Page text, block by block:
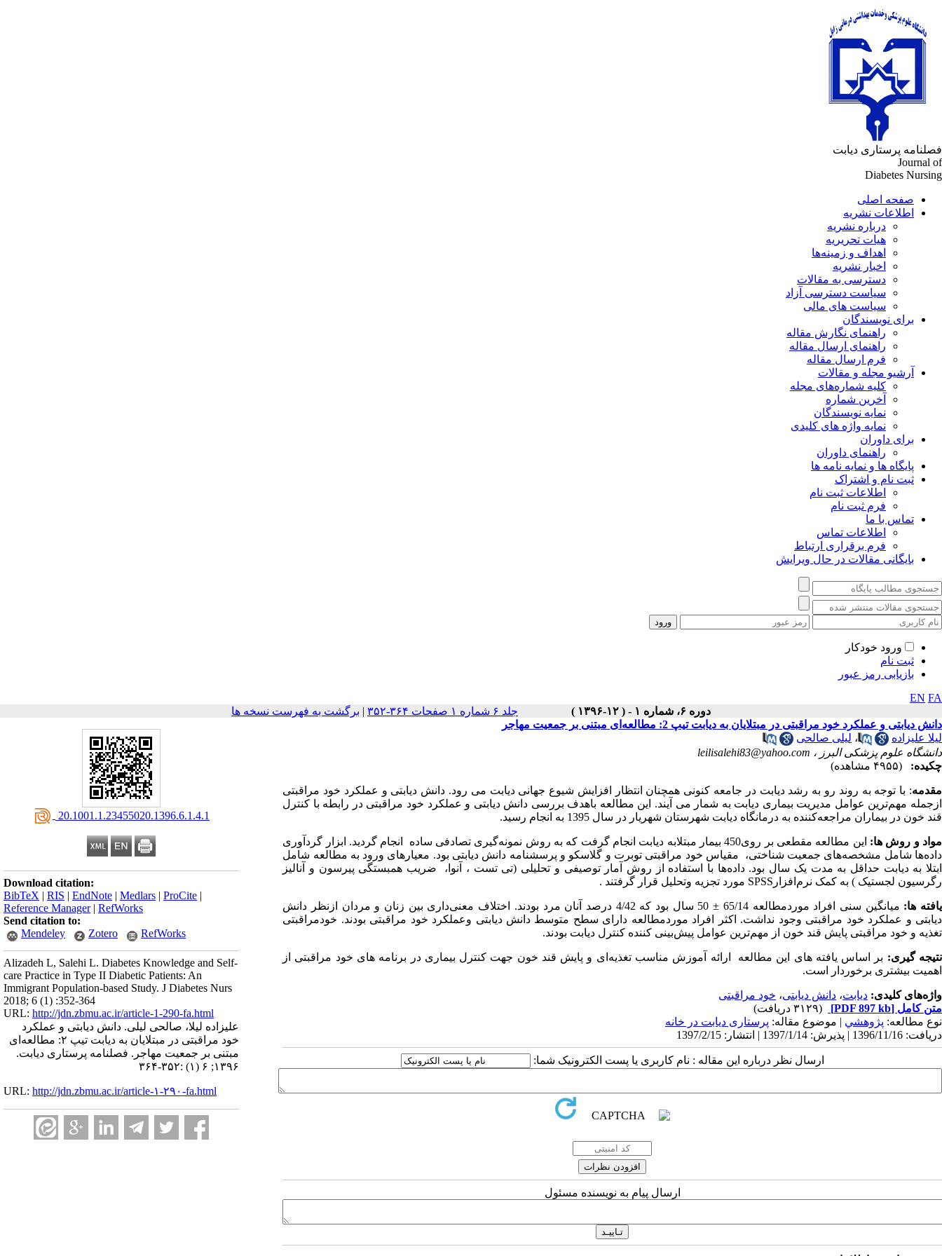
فصلنامه پرستاری دیابت
Journal of
Diabetes Nursing
صفحه اصلی
اطلاعات نشریه
درباره نشریه
هیات تحریریه
اهداف و زمینه‌ها
اخبار نشریه
دسترسی به مقالات
سیاست دسترسی آزاد
سیاست های مالی
برای نویسندگان
راهنمای نگارش مقاله
راهنمای ارسال مقاله
فرم ارسال مقاله
آرشیو مجله و مقالات
کلیه شماره‌های مجله
آخرین شماره
نمایه نویسندگان
نمایه واژه های کلیدی
برای داوران
راهنمای داوران
پایگاه ها و نمایه نامه ها
ثبت نام و اشتراک
اطلاعات ثبت نام
فرم ثبت نام
تماس با ما
اطلاعات تماس
فرم برقراری ارتباط
بایگانی مقالات در حال ویرایش
ورود خودکار
ثبت نام
بازیابی رمز عبور
EN FA
دوره ۶، شماره ۱ - ( ۱۲-۱۳۹۶ )
جلد ۶ شماره ۱ صفحات ۳۶۴-۳۵۲ | برگشت به فهرست نسخه ها
‎ 20.1001.1.23455020.1396.6.1.4.1
Download citation:
BibTeX | RIS | EndNote | Medlars | ProCite |
Reference Manager| RefWorks
Send citation to:
Mendeley
Zotero RefWorks
Alizadeh L, Salehi L. Diabetes Knowledge and Self-
care Practice in Type II Diabetic Patients: An
Immigrant Population-based Study. J Diabetes Nurs
2018; 6 (1) :352-364
URL: http://jdn.zbmu.ac.ir/article-1-290-fa.html
علیزاده لیلا، صالحی لیلی. دانش دیابتی و عملکرد
خود مراقبتی در مبتلایان به دیابت تیپ ۲: مطالعه‌ای
مبتنی بر جمعیت مهاجر. فصلنامه پرستاری دیابت.
۱۳۹۶; ۶ (۱) :۳۵۲-۳۶۴
URL: http://jdn.zbmu.ac.ir/article-۱-۲۹۰-fa.html
دانش دیابتی و عملکرد خود مراقبتی در مبتلایان به دیابت تیپ 2: مطالعه‌ای مبتنی بر جمعیت مهاجر
لیلا علیزاده
، لیلی صالحی
دانشگاه علوم پزشکی البرز ، leilisalehi83@yahoo.com
چکیده:
(۴۹۵۵ مشاهده)
مقدمه: با توجه به روند رو به رشد دیابت در جامعه کنونی همچنان انتظار افزایش شیوع جهانی دیابت می رود. دانش دیابتی و عملکرد خود مراقبتی
ازجمله مهم‌ترین عوامل مدیریت بیماری دیابت به شمار می آیند. این مطالعه باهدف بررسی دانش دیابتی و عملکرد خود مراقبتی در رابطه با کنترل
قند خون در بیماران مراجعه‌کننده به درمانگاه دیابت شهرستان شهریار در سال 1395 به انجام رسید.
مواد و روش ها:
این مطالعه مقطعی بر روی450 بیمار مبتلابه دیابت انجام گرفت که به روش نمونه‌گیری تصادفی ساده انجام گردید. ابزار گردآوری
داده‌ها شامل مشخصه‌های جمعیت شناختی، مقیاس خود مراقبتی توبرت و گلاسکو و پرسشنامه دانش دیابتی بود. معیارهای ورود به مطالعه شامل
ابتلا به دیابت حداقل به مدت یک سال بود. داده‌ها با استفاده از روش آمار توصیفی و تحلیلی (تی تست ، آنوا، ضریب همبستگی پیرسون و آنالیز
رگرسیون لجستیک ) به کمک نرم‌افزار SPSS مورد تجزیه ‌وتحلیل قرار گرفتند .
یافته ها:
میانگین سنی افراد موردمطالعه 65/14 ± 50 سال بود که 4/42 درصد آنان مرد بودند. اختلاف معنی‌داری بین زنان و مردان ازنظر دانش
دیابتی و عملکرد خود مراقبتی وجود نداشت. اکثر افراد موردمطالعه دارای سطح متوسط دانش دیابتی وعملکرد خود مراقبتی بودند. خودمراقبتی
تغذیه و خود مراقبتی پایش قند خون از مهم‌ترین عوامل پیش‌بینی کننده کنترل دیابت بودند.
نتیجه گیری: بر اساس یافته های این مطالعه ارائه آموزش مناسب تغذیه‌ای و پایش قند خون جهت کنترل بیماری در برنامه های خود مراقبتی از
اهمیت بیشتری برخوردار است.
واژه‌های کلیدی: دیابت، دانش دیابتی، خود مراقبتی
متن کامل [PDF 897 kb]
(۳۱۲۹ دریافت)
نوع مطالعه: پژوهشي | موضوع مقاله: پرستاری دیابت در خانه
دریافت: 1396/11/16 | پذیرش: 1397/1/14 | انتشار: 1397/2/15
ارسال نظر درباره این مقاله : نام کاربری یا پست الکترونیک شما:
ارسال پیام به نویسنده مسئول